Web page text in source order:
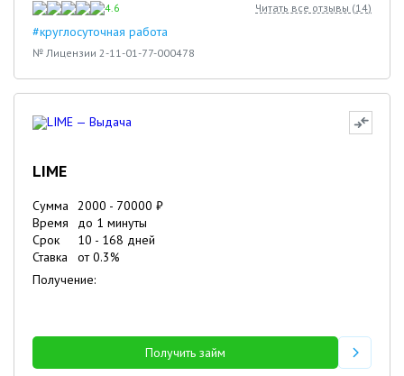
4.6 Читать все отзывы (14)
#круглосуточная работа
№ Лицензии 2-11-01-77-000478
LIME
Сумма 2000 - 70000 ₽
Время
до 1 минуты
Срок
10 - 168 дней
Ставка
от0.3%
Получение:
Получить займ